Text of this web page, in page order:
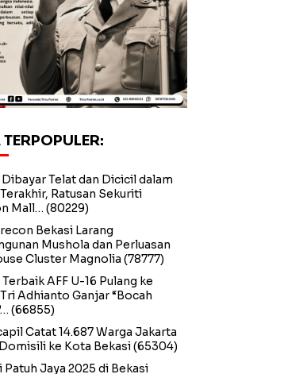
TERPOPULER:
Telat dan Dicicil dalam
Ratusan Sekuriti
Mall… (80229)
Bekasi Larang
Mushola dan Perluasan
Cluster Magnolia (78777)
AFF U-16 Pulang ke
Adhianto Ganjar “Bocah
(66855)
Catat 14.687 Warga Jakarta
ke Kota Bekasi(65304)
Patuh Jaya 2025 di Bekasi